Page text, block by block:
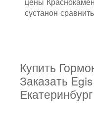
сустанон
Купить
Заказать
Екатеринбург